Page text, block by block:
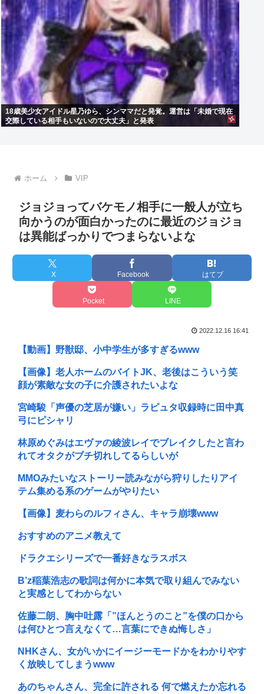
18歳美少女アイドル星乃ゆら、シンママだと発覚。運営は「未婚で現在
交際している相手もいないので大丈夫」と発表
ホーム VIP
ジョジョってバケモノ相手に一般人が立ち
向かうのが面白かったのに最近のジョジョ
は異能ばっかりでつまらないよな
X Facebook はてブ
Pocket LINE
2022.12.16 16:41
【動画】野獣邸、小中学生が多すぎるwww
【画像】老人ホームのバイトJK、老後はこういう笑
顔が素敵な女の子に介護されたいよな
宮崎駿「声優の芝居が嫌い」ラピュタ収録時に田中真
弓にピシャリ
林原めぐみはエヴァの綾波レイでブレイクしたと言わ
れてオタクがブチ切れしてるらしいが
MMOみたいなストーリー読みながら狩りしたりアイ
テム集める系のゲームがやりたい
【画像】麦わらのルフィさん、キャラ崩壊www
おすすめのアニメ教えて
ドラクエシリーズで一番好きなラスボス
B’z稲葉浩志の歌詞は何かに本気で取り組んでみない
と実感としてわからない
佐藤二朗、胸中吐露「”ほんとうのこと”を僕の口から
は何ひとつ言えなくて…言葉にできぬ悔しさ」
NHKさん、女がいかにイージーモードかをわかりやす
く放映してしまうwww
あのちゃんさん、完全に許される 何で燃えたか忘れる